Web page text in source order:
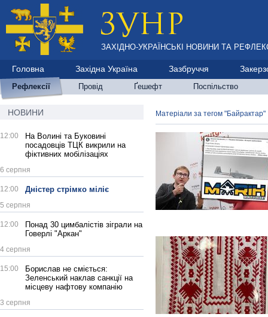
ЗАХІДНО-УКРАЇНСЬКІ НОВИНИ ТА
Головна Західна Україна Зазбруччя
Рефлексії Провід Ґешефт Поспільство
НОВИНИ
12:00
На Волині та Буковині
посадовців ТЦК викрили на
фіктивних мобілізаціях
6 серпня
12:00 Дністер стрімко міліє
5 серпня
12:00
Понад 30 цимбалістів зіграли на
Говерлі "Аркан"
4 серпня
15:00
Борислав не сміється:
Зеленський наклав санкції на
місцеву нафтову компанію
3 серпня
Матеріали за тегом "Байрактар"